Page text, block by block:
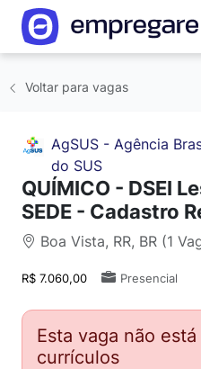
Voltar para vagas
AgSUS - Agência
do SUS
QUÍMICO - DSEI
SEDE - Cadastro
Boa Vista, RR, BR (1
R$ 7.060,00 Presencial
Esta vaga não
currículos